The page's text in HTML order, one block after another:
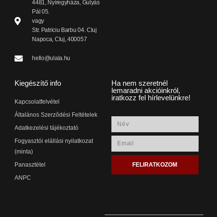
4481, Nyíregyháza, Gulyás
Pál 05.
vagy
Str. Patriciu Barbu 04. Cluj
Napoca, Cluj, 400057
hello@ulala.hu
Kiegészítő info
Kapcsolatfelvétel
Általános Szerződési Feltételek
Adatkezelési tájékoztató
Fogyasztói elállási nyilatkozat
(minta)
Panasztétel
ANPC
Ha nem szeretnél
lemaradni akcióinkról,
iratkozz fel hírlevelünkre!
FELIRATKOZOM